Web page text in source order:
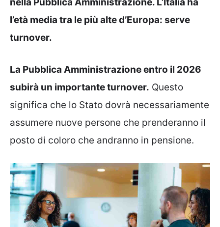
l’età media tra le più alte d’Europa: serve
turnover.
La Pubblica Amministrazione entro il 2026
subirà un importante turnover. Questo
significa che lo Stato dovrà necessariamente
assumere nuove persone che prenderanno il
posto di coloro che andranno in pensione.